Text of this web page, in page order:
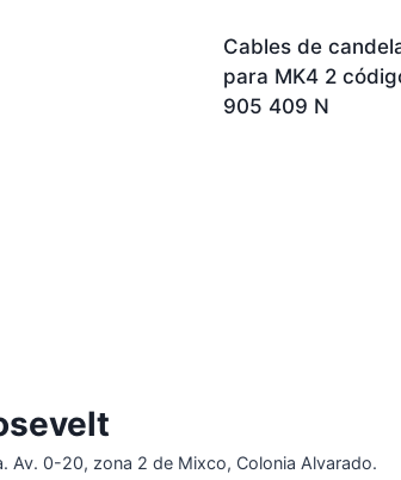
Cables de
para MK4 2
905 409 N
Av. 0-20, zona 2 de Mixco, Colonia Alvarado.